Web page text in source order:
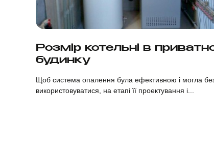
Дивитися
Розмір котельні в
будинку
Щоб система опалення була ефективною і могла
використовуватися, на етапі її проектування і...